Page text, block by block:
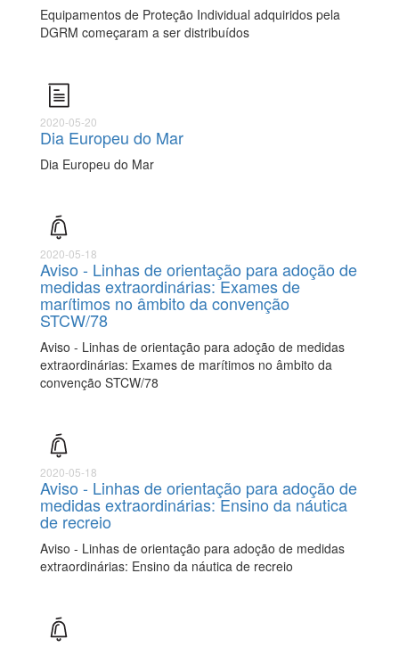
Equipamentos de Proteção Individual adquiridos pela
DGRM começaram a ser distribuídos
2020-05-20
Dia Europeu do Mar
Dia Europeu do Mar
2020-05-18
Aviso - Linhas de orientação para adoção de
medidas extraordinárias: Exames de
marítimos no âmbito da convenção
STCW/78
Aviso - Linhas de orientação para adoção de medidas
extraordinárias: Exames de marítimos no âmbito da
convenção STCW/78
2020-05-18
Aviso - Linhas de orientação para adoção de
medidas extraordinárias: Ensino da náutica
de recreio
Aviso - Linhas de orientação para adoção de medidas
extraordinárias: Ensino da náutica de recreio